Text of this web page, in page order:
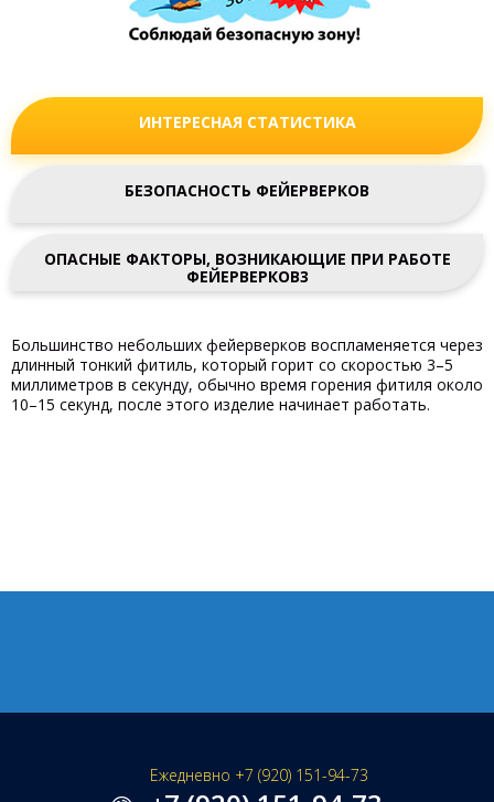
ИНТЕРЕСНАЯ СТАТИСТИКА
БЕЗОПАСНОСТЬ ФЕЙЕРВЕРКОВ
ОПАСНЫЕ ФАКТОРЫ, ВОЗНИКАЮЩИЕ ПРИ РАБОТЕ
ФЕЙЕРВЕРКОВ3
Большинство небольших фейерверков воспламеняется через
длинный тонкий фитиль, который горит со скоростью 3–5
миллиметров в секунду, обычно время горения фитиля около
10–15 секунд, после этого изделие начинает работать.
Ежедневно +7 (920) 151-94-73